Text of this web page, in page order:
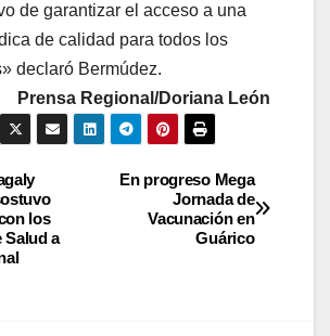
de garantizar el acceso a una
de calidad para todos los
declaró Bermúdez.
Prensa Regional/Doriana León
En progreso Mega
Jornada de
Vacunación en
Guárico
los
Salud a